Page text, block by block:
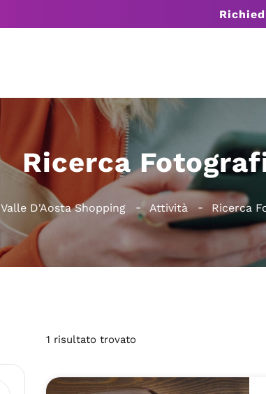
Ricerca
Valle D'Aosta Shopping Attività Ricerca
1 risultato trovato